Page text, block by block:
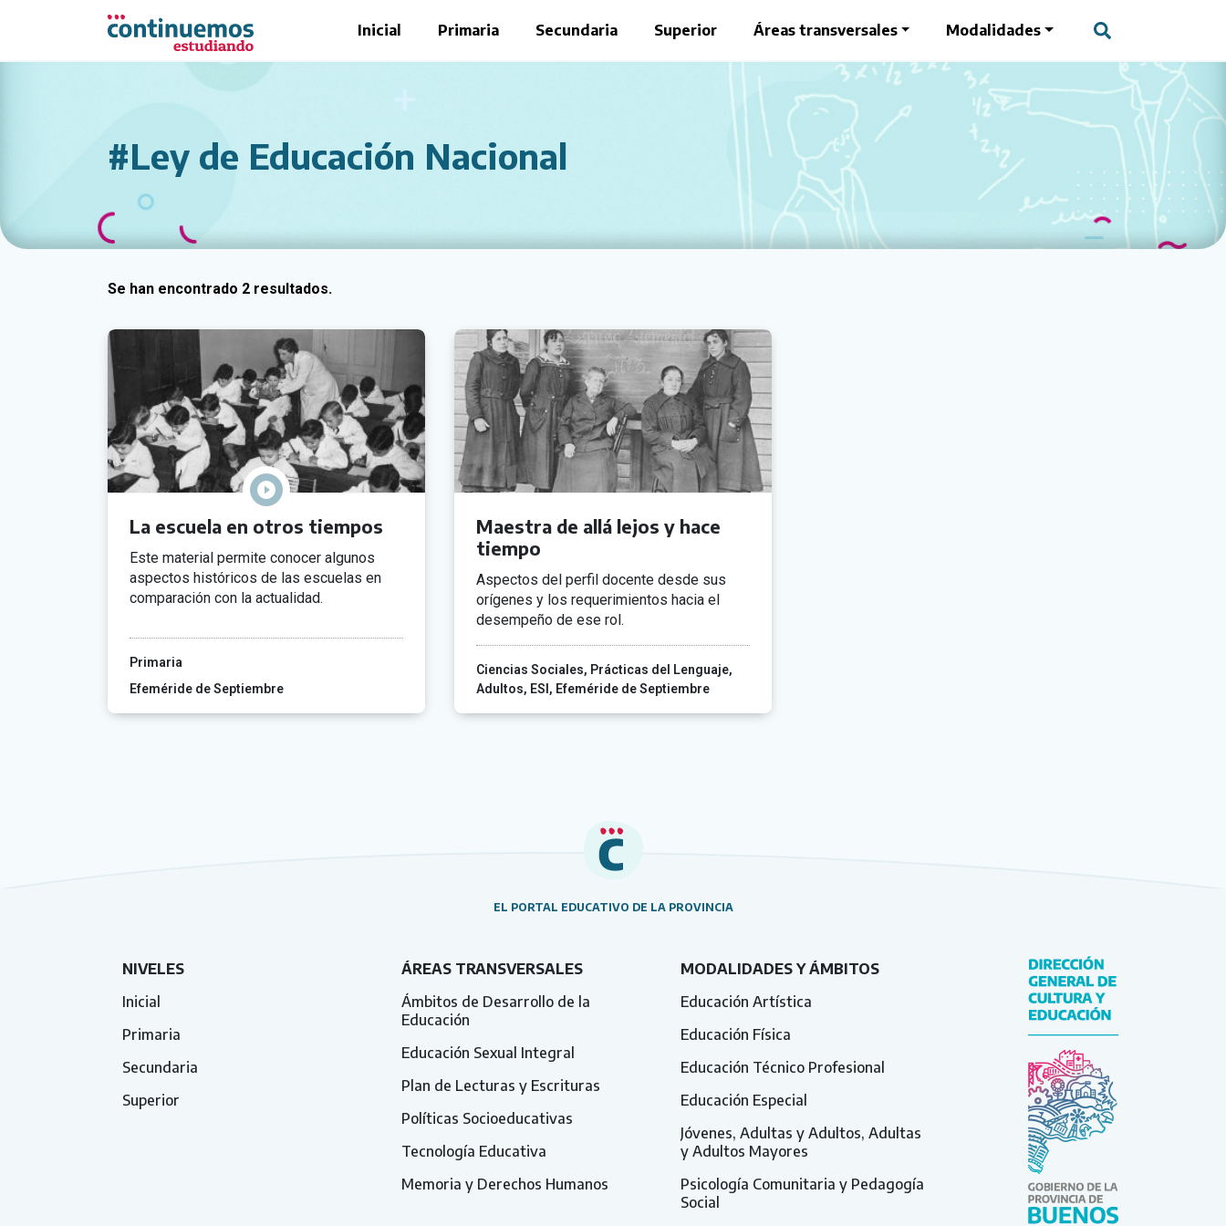
Saltar al contenido principal
Inicial Primaria Secundaria Superior Áreas transversales Modalidades
#Ley de Educación Nacional
Se han encontrado 2 resultados.
La escuela en otros tiempos
Este material permite conocer algunos
aspectos históricos de las escuelas en
comparación con la actualidad.
Primaria
Efeméride de Septiembre
Maestra de allá lejos y hace
tiempo
Aspectos del perfil docente desde sus
orígenes y los requerimientos hacia el
desempeño de ese rol.
Ciencias Sociales
Prácticas del Lenguaje
Adultos
ESI Efeméride de Septiembre
EL PORTAL EDUCATIVO DE LA PROVINCIA
NIVELES
Inicial
Primaria
Secundaria
Superior
ÁREAS TRANSVERSALES
Ámbitos de Desarrollo de la
Educación
Educación Sexual Integral
Plan de Lecturas y Escrituras
Políticas Socioeducativas
Tecnología Educativa
Memoria y Derechos Humanos
MODALIDADES Y ÁMBITOS
Educación Artística
Educación Física
Educación Técnico Profesional
Educación Especial
Jóvenes, Adultas y Adultos, Adultas
y Adultos Mayores
Psicología Comunitaria y Pedagogía
Social